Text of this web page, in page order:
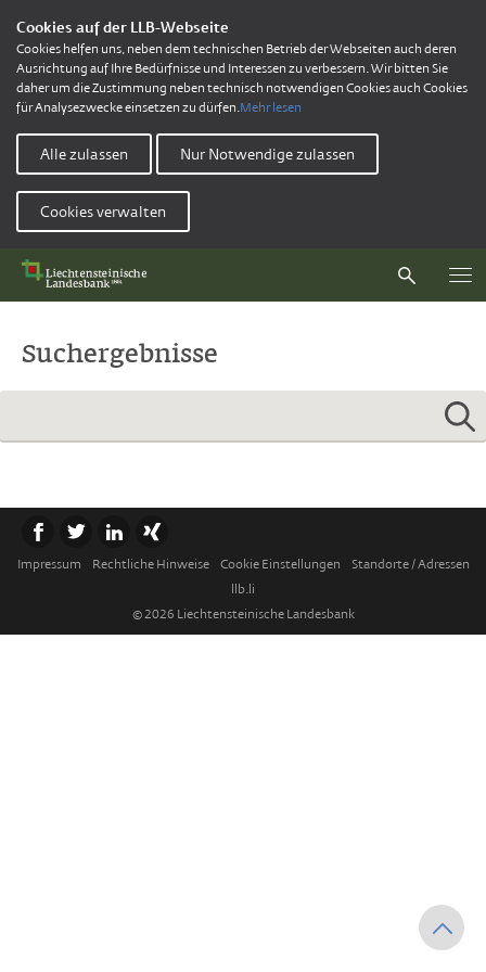
Cookies auf der LLB-Webseite
Cookies helfen uns, neben dem technischen Betrieb der Webseiten auch deren
Ausrichtung auf Ihre Bedürfnisse und Interessen zu verbessern. Wir bitten Sie
daher um die Zustimmung neben technisch notwendigen Cookies auch Cookies
für Analysezwecke einsetzen zu dürfen.Mehr lesen
Alle zulassen Nur Notwendige zulassen
Cookies verwalten
Suchergebnisse
Impressum Rechtliche Hinweise Cookie Einstellungen
Standorte / Adressen
llb.li
© 2026 Liechtensteinische Landesbank